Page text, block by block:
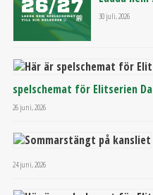
30 juli, 2026
spelschemat för Elitserien
26 juni, 2026
24 juni, 2026